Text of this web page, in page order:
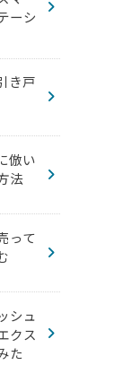
ーシ
き戸
倣い
法
って
シュ
クス
た